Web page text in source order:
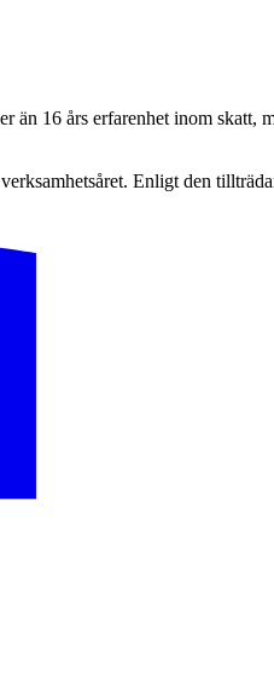
än 16 års erfarenhet inom skatt,
Enligt den